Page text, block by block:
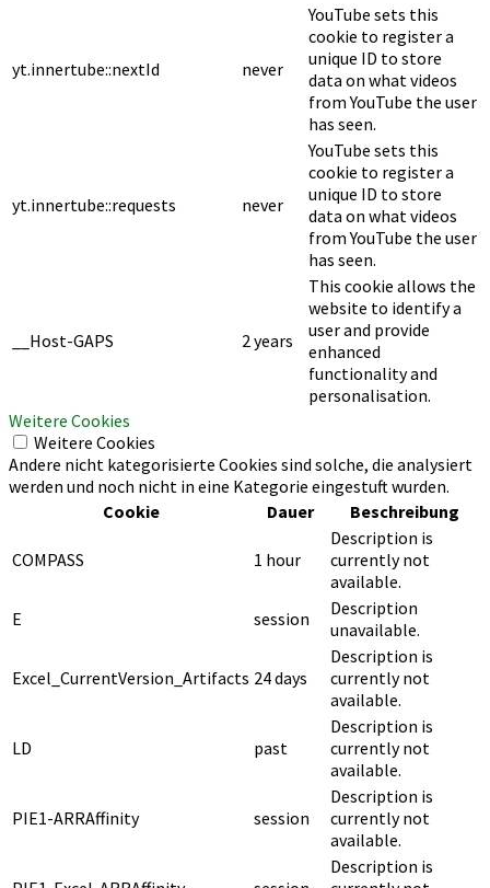
yt.innertube::nextId never
YouTube sets this
cookie to register a
unique ID to store
data on what videos
from YouTube the user
has seen.
yt.innertube::requests never
YouTube sets this
cookie to register a
unique ID to store
data on what videos
from YouTube the user
has seen.
__Host-GAPS 2 years
This cookie allows the
website to identify a
user and provide
enhanced
functionality and
personalisation.
Weitere Cookies
Weitere Cookies
Andere nicht kategorisierte Cookies sind solche, die analysiert
werden und noch nicht in eine Kategorie eingestuft wurden.
Cookie
Dauer Beschreibung
COMPASS 1 hour
Description is
currently not
available.
E
session
Description
unavailable.
Excel_CurrentVersion_Artifacts 24 days
Description is
currently not
available.
LD past
Description is
currently not
available.
PIE1-ARRAffinity session
Description is
currently not
available.
Description is